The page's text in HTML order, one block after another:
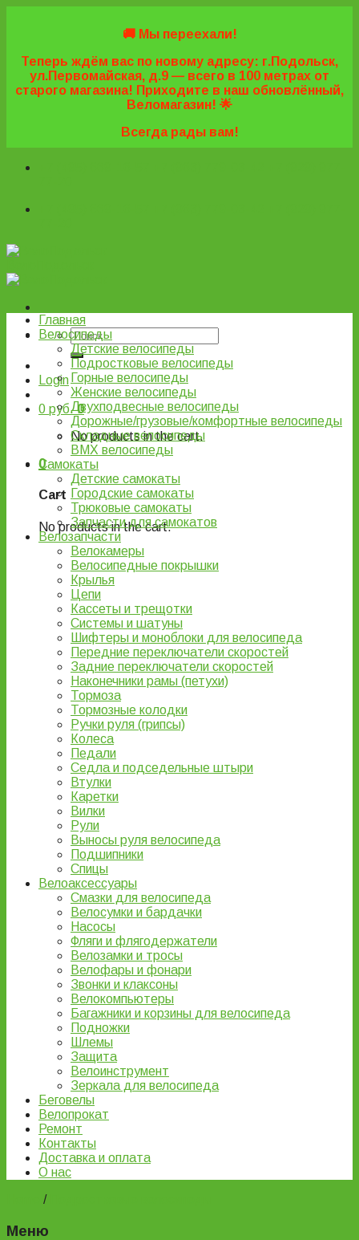
🚚 Мы переехали!
Теперь ждём вас по новому адресу: г.Подольск,
ул.Первомайская, д.9 — всего в 100 метрах от
старого магазина! Приходите в наш обновлённый,
Веломагазин! 🌟
Всегда рады вам!
Login
0 руб. 0
No products in the cart.
0
Cart
No products in the cart.
Главная
Велосипеды
Детские велосипеды
Подростковые велосипеды
Горные велосипеды
Женские велосипеды
Двухподвесные велосипеды
Дорожные/грузовые/комфортные велосипеды
Складные велосипеды
BMX велосипеды
Самокаты
Детские самокаты
Городские самокаты
Трюковые самокаты
Запчасти для самокатов
Велозапчасти
Велокамеры
Велосипедные покрышки
Крылья
Цепи
Кассеты и трещотки
Системы и шатуны
Шифтеры и моноблоки для велосипеда
Передние переключатели скоростей
Задние переключатели скоростей
Наконечники рамы (петухи)
Тормоза
Тормозные колодки
Ручки руля (грипсы)
Колеса
Педали
Седла и подседельные штыри
Втулки
Каретки
Вилки
Рули
Выносы руля велосипеда
Подшипники
Спицы
Велоаксессуары
Смазки для велосипеда
Велосумки и бардачки
Насосы
Фляги и флягодержатели
Велозамки и тросы
Велофары и фонари
Звонки и клаксоны
Велокомпьютеры
Багажники и корзины для велосипеда
Подножки
Шлемы
Защита
Велоинструмент
Зеркала для велосипеда
Беговелы
Велопрокат
Ремонт
Контакты
Доставка и оплата
О нас
/
Меню